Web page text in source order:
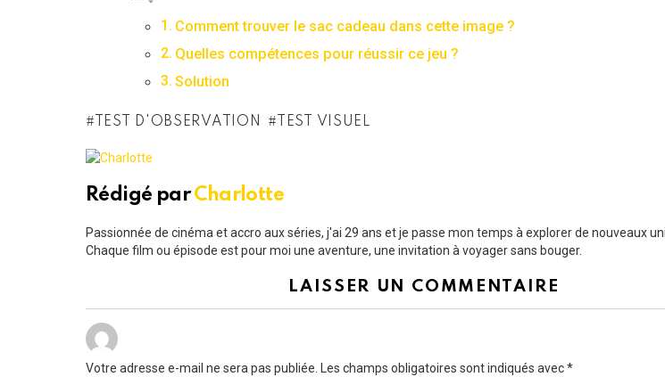
Comment trouver le sac cadeau dans cette image ?
Quelles compétences pour réussir ce jeu ?
Solution
TEST D'OBSERVATION TEST VISUEL
Rédigé parCharlotte
Passionnée de cinéma et accro aux séries, j'ai 29 ans et je passe mon temps à explorer de nouveaux
Chaque film ou épisode est pour moi une aventure, une invitation à voyager sans bouger.
LAISSER UN COMMENTAIRE
Votre adresse e-mail ne sera pas publiée. Les champs obligatoires sont indiqués avec*